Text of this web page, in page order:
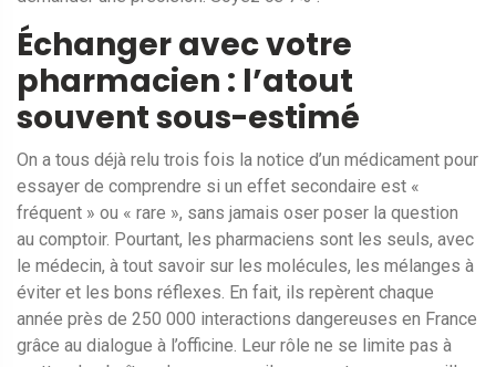
Échanger avec votre
pharmacien : l’atout
souvent sous-estimé
On a tous déjà relu trois fois la notice d’un médicament pour
essayer de comprendre si un effet secondaire est «
fréquent » ou « rare », sans jamais oser poser la question
au comptoir. Pourtant, les pharmaciens sont les seuls, avec
le médecin, à tout savoir sur les molécules, les mélanges à
éviter et les bons réflexes. En fait, ils repèrent chaque
année près de 250 000 interactions dangereuses en France
grâce au dialogue à l’officine. Leur rôle ne se limite pas à